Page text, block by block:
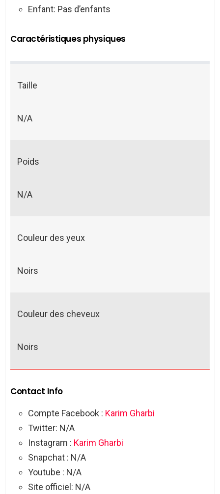
Enfant: Pas d’enfants
Caractéristiques physiques
Taille
N/A
Poids
N/A
Couleur des yeux
Noirs
Couleur des cheveux
Noirs
Contact Info
Compte Facebook : Karim Gharbi
Twitter: N/A
Instagram : Karim Gharbi
Snapchat : N/A
Youtube : N/A
Site officiel: N/A